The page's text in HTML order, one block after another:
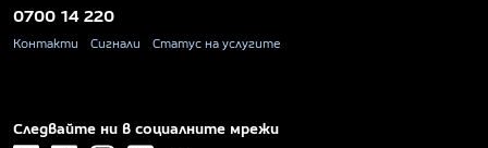
0700 14 220
Контакти Сигнали Статус на услугите
Следвайте ни в социалните мрежи